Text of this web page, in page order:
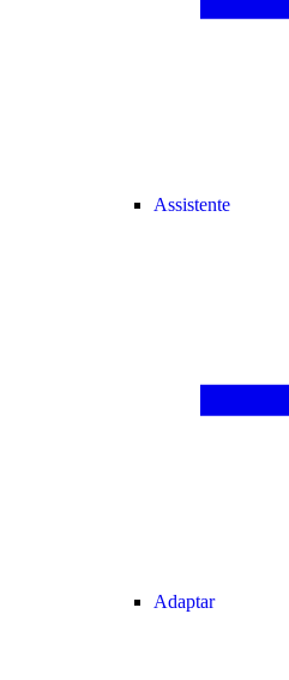
Assistente
Adaptar